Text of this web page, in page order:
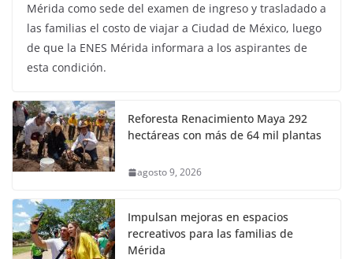
Mérida como sede del examen de ingreso y trasladado a
las familias el costo de viajar a Ciudad de México, luego
de que la ENES Mérida informara a los aspirantes de
esta condición.
Reforesta Renacimiento Maya 292
hectáreas con más de 64 mil plantas
agosto 9, 2026
Impulsan mejoras en espacios
recreativos para las familias de
Mérida